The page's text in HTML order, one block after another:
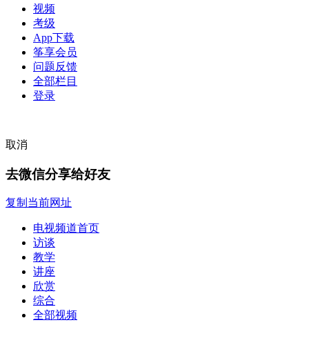
视频
考级
App下载
筝享会员
问题反馈
全部栏目
登录
取消
去微信分享给好友
复制当前网址
电视频道首页
访谈
教学
讲座
欣赏
综合
全部视频